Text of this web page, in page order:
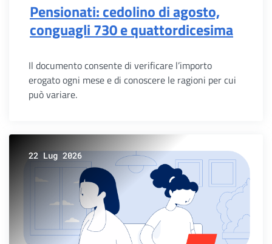
Pensionati: cedolino di agosto,
conguagli 730 e quattordicesima
Il documento consente di verificare l’importo
erogato ogni mese e di conoscere le ragioni per cui
può variare.
22 Lug 2026